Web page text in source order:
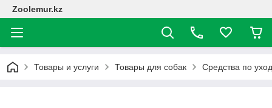
Zoolemur.kz
Товары и услуги Товары для собак Средства по